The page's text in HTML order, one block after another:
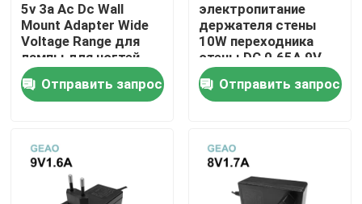
Дом
Продукты
Видео
5v 3a Ac Dc Wall
Mount Adapter Wide
Voltage Range для
лампы для ногтей
Отправить запрос
электропитание
держателя стены
10W переходника
стены DC 0.65A 9V
электрическое
Отправить запрос